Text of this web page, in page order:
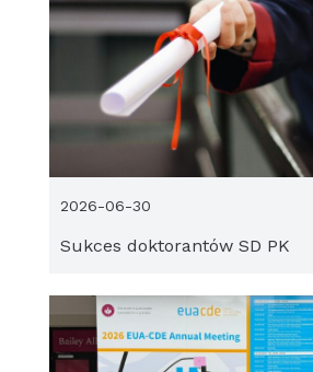
Sukces doktorantów SD PK
2026-06-30